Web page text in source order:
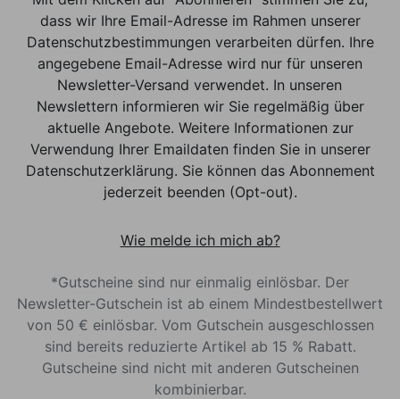
dass wir Ihre Email-Adresse im Rahmen unserer
Datenschutzbestimmungen verarbeiten dürfen. Ihre
angegebene Email-Adresse wird nur für unseren
Newsletter-Versand verwendet. In unseren
Newslettern informieren wir Sie regelmäßig über
aktuelle Angebote. Weitere Informationen zur
Verwendung Ihrer Emaildaten finden Sie in unserer
Datenschutzerklärung. Sie können das Abonnement
jederzeit beenden (Opt-out).
Wie melde ich mich ab?
*Gutscheine sind nur einmalig einlösbar. Der
Newsletter-Gutschein ist ab einem Mindestbestellwert
von 50 € einlösbar. Vom Gutschein ausgeschlossen
sind bereits reduzierte Artikel ab 15 % Rabatt.
Gutscheine sind nicht mit anderen Gutscheinen
kombinierbar.